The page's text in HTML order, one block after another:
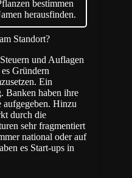
bestimmen
herausfinden.
Standort?
und Auflagen
Gründern
Ein
Banken haben ihre
aufgegeben. Hinzu
durch die
sehr fragmentiert
national oder auf
es Start-ups in